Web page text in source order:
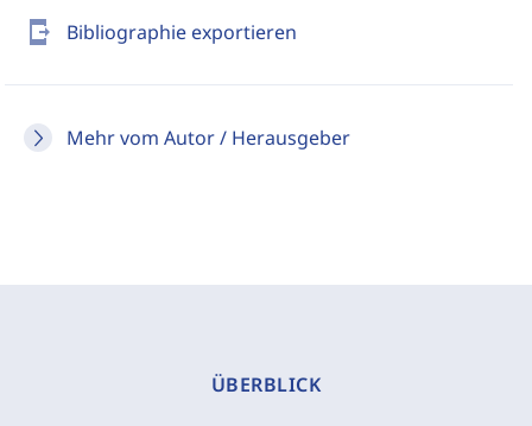
send_to_mobile Bibliographie exportieren
Mehr vom Autor / Herausgeber
ÜBERBLICK